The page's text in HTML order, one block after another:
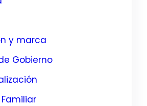
y marca
Gobierno